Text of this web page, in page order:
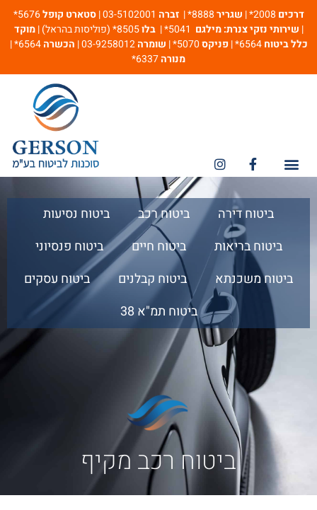
דרכים שגריר זברה סטארט קופל
5676*
| שירותי נזקי צנרת: מילגם בלו8505* (פוליסות בהראל) |
מוקד
כלל ביטוח6564* | פניקס שומרה03-9258012 | הכשרה6564* |
מנורה
ביטוח דירה ביטוח רכב
ביטוח נסיעות
ביטוח בריאות
ביטוח חיים
ביטוח פנסיוני
ביטוח משכנתא
ביטוח קבלנים
ביטוח עסקים
ביטוח תמ"א 38
ביטוח רכב מקיף